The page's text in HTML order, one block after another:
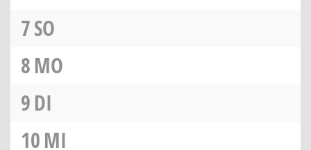
7SO
8MO
9DI
10MI